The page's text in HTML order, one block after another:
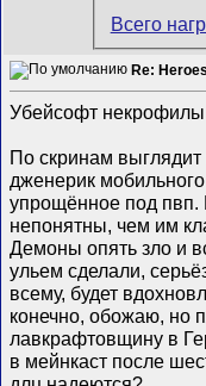
Всего
Re:
Убейсофт
По скринам выглядит
дженерик
упрощённое под
непонятны, чем им
Демоны опять зло и
ульем сделали,
всему, будет
конечно, обожаю, но
лавкрафтовщину в
в мейнкаст после